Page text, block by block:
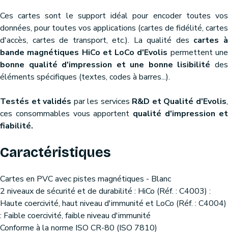
Ces cartes sont le support idéal pour encoder toutes vos
données, pour toutes vos applications (cartes de fidélité, cartes
d'accès, cartes de transport, etc.). La qualité des cartes à
bande magnétiques HiCo et LoCo d'Evolis permettent une
bonne qualité d'impression et une bonne lisibilité des
éléments spécifiques (textes, codes à barres...).
Testés et validés par les services R&D et Qualité d'Evolis,
ces consommables vous apportent qualité d'impression et
fiabilité.
Caractéristiques
Cartes en PVC avec pistes magnétiques - Blanc
2 niveaux de sécurité et de durabilité : HiCo (Réf. : C4003) :
Haute coercivité, haut niveau d'immunité et LoCo (Réf. : C4004)
: Faible coercivité, faible niveau d'immunité
Conforme à la norme ISO CR-80 (ISO 7810)